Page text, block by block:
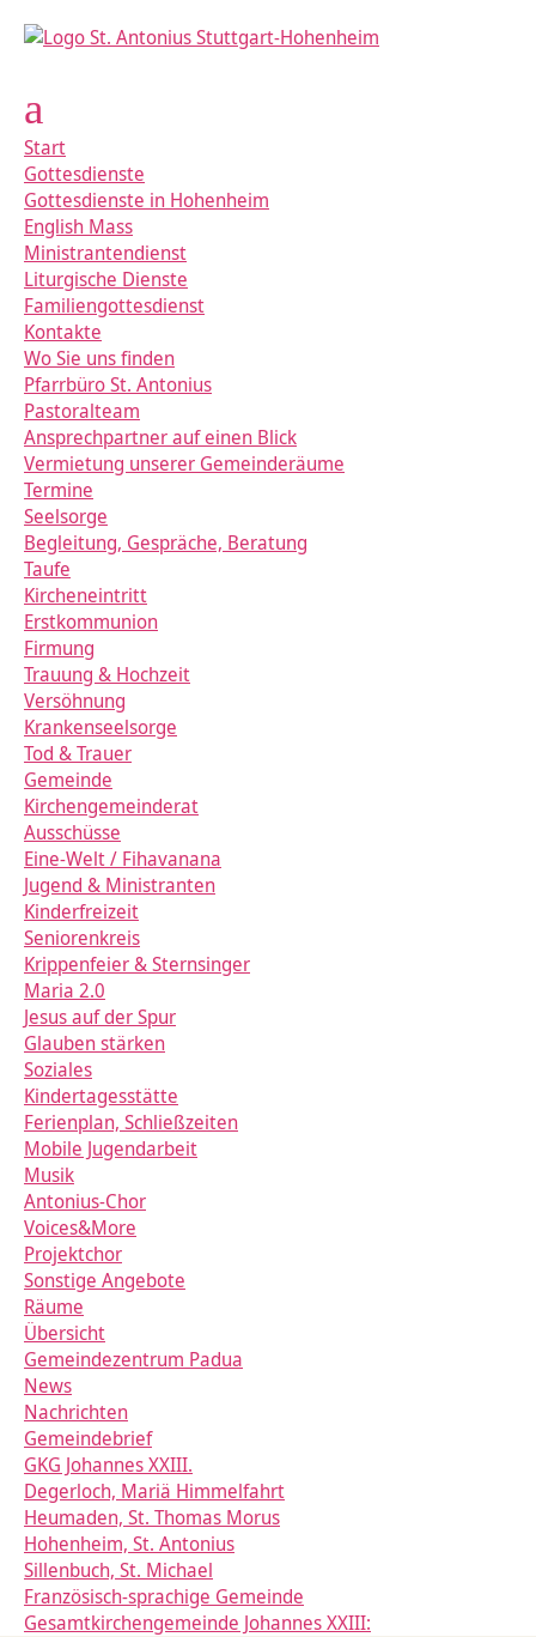
Start
Gottesdienste
Gottesdienste in Hohenheim
English Mass
Ministrantendienst
Liturgische Dienste
Familiengottesdienst
Kontakte
Wo Sie uns finden
Pfarrbüro St. Antonius
Pastoralteam
Ansprechpartner auf einen Blick
Vermietung unserer Gemeinderäume
Termine
Seelsorge
Begleitung, Gespräche, Beratung
Taufe
Kircheneintritt
Erstkommunion
Firmung
Trauung & Hochzeit
Versöhnung
Krankenseelsorge
Tod & Trauer
Gemeinde
Kirchengemeinderat
Ausschüsse
Eine-Welt / Fihavanana
Jugend & Ministranten
Kinderfreizeit
Seniorenkreis
Krippenfeier & Sternsinger
Maria 2.0
Jesus auf der Spur
Glauben stärken
Soziales
Kindertagesstätte
Ferienplan, Schließzeiten
Mobile Jugendarbeit
Musik
Antonius-Chor
Voices&More
Projektchor
Sonstige Angebote
Räume
Übersicht
Gemeindezentrum Padua
News
Nachrichten
Gemeindebrief
GKG Johannes XXIII.
Degerloch, Mariä Himmelfahrt
Heumaden, St. Thomas Morus
Hohenheim, St. Antonius
Sillenbuch, St. Michael
Französisch-sprachige Gemeinde
Gesamtkirchengemeinde Johannes XXIII: